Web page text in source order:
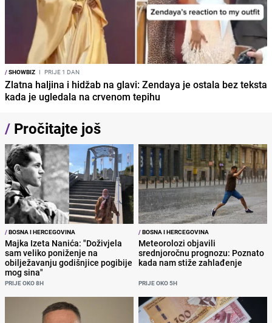
/SHOWBIZ I PRIJE 1 DAN
Zlatna haljina i hidžab na glavi: Zendaya je ostala bez teksta
kada je ugledala na crvenom tepihu
/ Pročitajte još
/BOSNA I HERCEGOVINA
Majka Izeta Nanića: "Doživjela
sam veliko poniženje na
obilježavanju godišnjice pogibije
mog sina"
PRIJE OKO 8H
/BOSNA I HERCEGOVINA
Meteorolozi objavili
srednjoročnu prognozu: Poznato
kada nam stiže zahlađenje
PRIJE OKO 5H